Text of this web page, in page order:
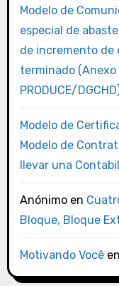
Modelo de
especial de
de incremento de
terminado (Anexo
PRODUCE/
Modelo de
Modelo de
llevar una
Anónimoen
Bloque, Bloque
Motivando Vocêen